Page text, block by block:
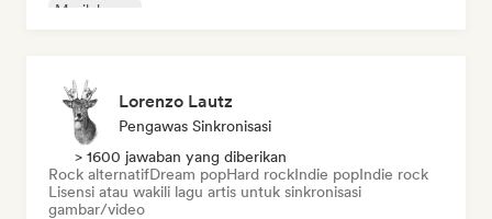
Musik house
Lorenzo Lautz
Pengawas Sinkronisasi
> 1600 jawaban yang diberikan
Rock alternatifDream popHard rockIndie popIndie rock
Lisensi atau wakili lagu artis untuk sinkronisasi
gambar/video